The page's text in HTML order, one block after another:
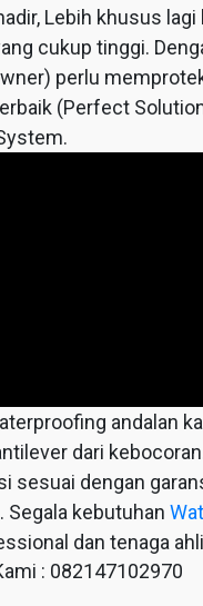
Lebih khusus
cukup tinggi.
perlu
(Perfect
andalan
dari
sesuai dengan
kebutuhan
dan tenaga
: 082147102970